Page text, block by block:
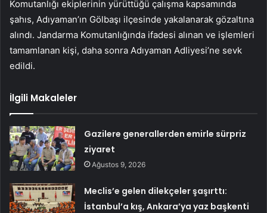
Komutanlığı ekiplerinin yürüttüğü çalışma kapsamında
şahıs, Adıyaman’ın Gölbaşı ilçesinde yakalanarak gözaltına
alındı. Jandarma Komutanlığında ifadesi alınan ve işlemleri
tamamlanan kişi, daha sonra Adıyaman Adliyesi’ne sevk
edildi.
İlgili Makaleler
Gazilere generallerden emirle sürpriz
ziyaret
Ağustos 9, 2026
Meclis’e gelen dilekçeler şaşırttı:
İstanbul’a kış, Ankara’ya yaz başkenti